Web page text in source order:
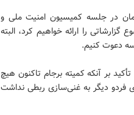
در جلسه کمیسیون امنیت ملی و
را ارائه خواهیم کرد، البته
دعوت کنیم.
بر آنکه کمیته برجام تاکنون هیچ
دیگر به غنی‌سازی ربطی نداشت